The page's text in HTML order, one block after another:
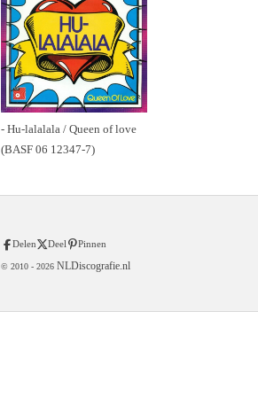
- Hu-lalalala / Queen of love
(BASF 06 12347-7)
Delen Deel Pinnen
© 2010 - 2026 NLDiscografie.nl